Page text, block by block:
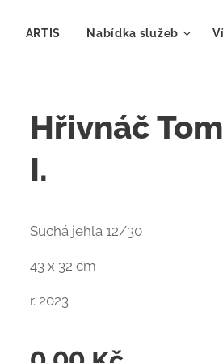
ARTIS Nabídka služeb
Hřivnáč
I.
Suchá jehla 12/30
43 x 32 cm
r. 2023